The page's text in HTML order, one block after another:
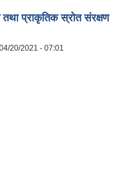
तथा प्राकृतिक स्रोत संरक्षण
20/2021 - 07:01